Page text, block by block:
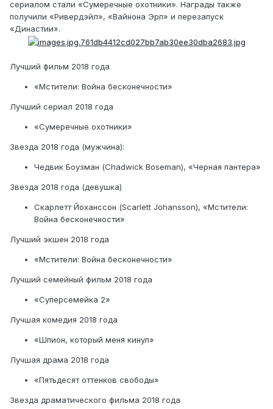
сериалом стали «Сумеречные охотники». Награды также
получили «Ривердэйл», «Вайнона Эрп» и перезапуск
«Династии».
Лучший фильм 2018 года
«Мстители: Война бесконечности»
Лучший сериал 2018 года
«Сумеречные охотники»
Звезда 2018 года (мужчина):
Чедвик Боузман (Chadwick Boseman), «Черная пантера»
Звезда 2018 года (девушка)
Скарлетт Йоханссон (Scarlett Johansson), «Мстители:
Война бесконечности»
Лучший экшен 2018 года
«Мстители: Война бесконечности»
Лучший семейный фильм 2018 года
«Суперсемейка 2»
Лучшая комедия 2018 года
«Шпион, который меня кинул»
Лучшая драма 2018 года
«Пятьдесят оттенков свободы»
Звезда драматического фильма 2018 года